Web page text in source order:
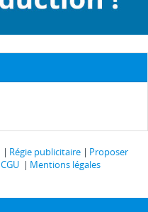
Régie publicitaire
Proposer
CGU
Mentions légales